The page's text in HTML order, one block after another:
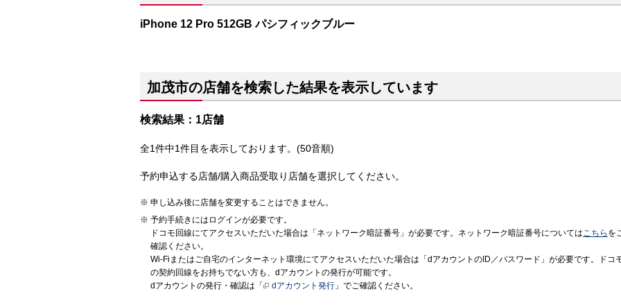
iPhone 12 Pro 512GB パシフィックブルー
加茂市の店舗を検索した結果を表示しています
検索結果：1店舗
全1件中1件目を表示しております。(50音順)
予約申込する店舗/購入商品受取り店舗を選択してください。
申し込み後に店舗を変更することはできません。
予約手続きにはログインが必要です。
ドコモ回線にてアクセスいただいた場合は「ネットワーク暗証番号」が必要です。ネットワーク暗証番号についてはこちら を
確認ください。
Wi-Fiまたはご自宅のインターネット環境にてアクセスいただいた場合は「dアカウントのID／パスワード」が必要です。ドコ
の契約回線をお持ちでない方も、dアカウントの発行が可能です。
dアカウントの発行・確認は「
dアカウント発行 」でご確認ください。